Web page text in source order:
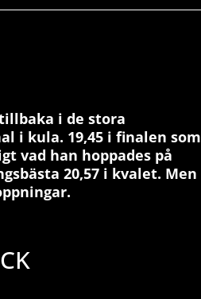
i de stora
i kula. 19,45 i finalen som
vad han hoppades på
20,57 i kvalet. Men